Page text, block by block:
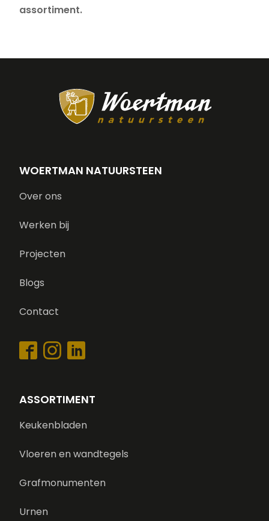
assortiment.
WOERTMAN NATUURSTEEN
Over ons
Werken bij
Projecten
Blogs
Contact
ASSORTIMENT
Keukenbladen
Vloeren en wandtegels
Grafmonumenten
Urnen